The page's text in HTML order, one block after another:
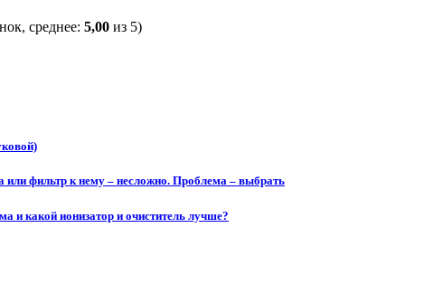
среднее: 5,00 из 5)
или фильтр к нему – несложно. Проблема – выбрать
и какой ионизатор и очиститель лучше?